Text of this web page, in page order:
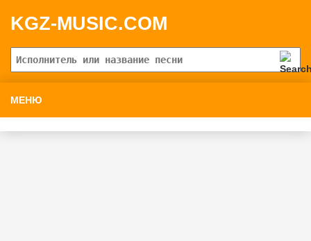
KGZ-MUSIC.COM
МЕНЮ